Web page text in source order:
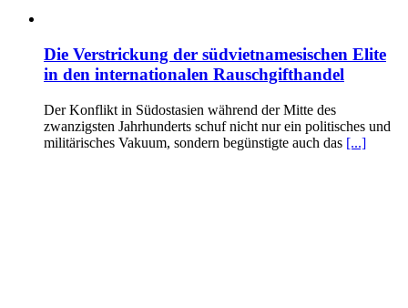
Die Verstrickung der südvietnamesischen Elite
in den internationalen Rauschgifthandel
Der Konflikt in Südostasien während der Mitte des
zwanzigsten Jahrhunderts schuf nicht nur ein politisches und
militärisches Vakuum, sondern begünstigte auch das [...]